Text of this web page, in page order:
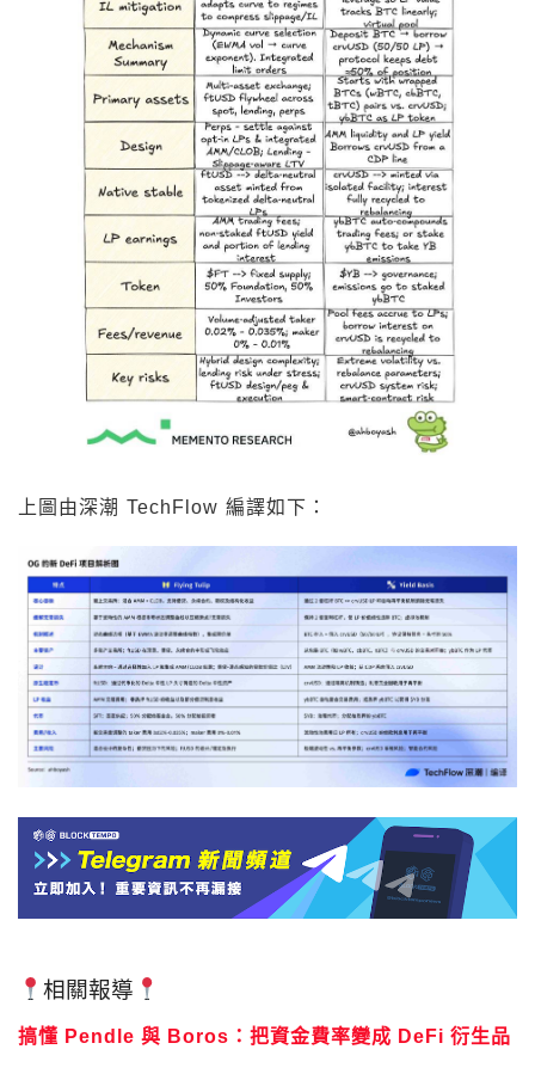
上圖由深潮 TechFlow 編譯如下：
相關報導
搞懂 Pendle 與 Boros：把資金費率變成 DeFi 衍生品